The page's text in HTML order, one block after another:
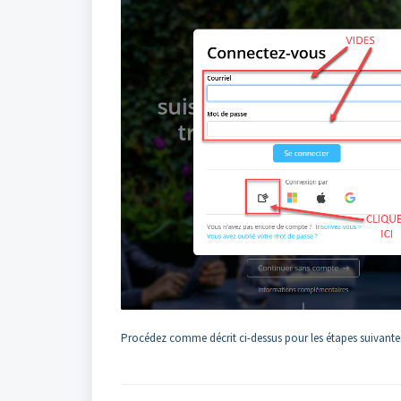
Procédez comme décrit ci-dessus pour les étapes